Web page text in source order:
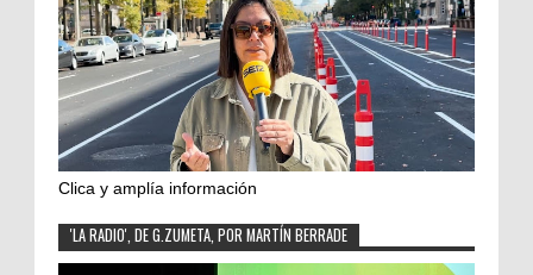
Clica y amplía información
'LA RADIO', DE G.ZUMETA, POR MARTÍN BERRADE